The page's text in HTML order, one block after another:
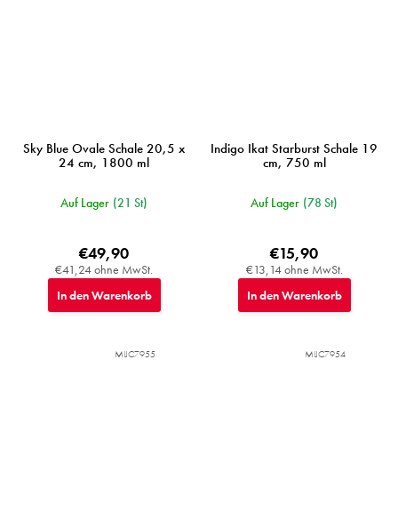
Sky Blue Ovale Schale 20,5 x
24 cm, 1800 ml
Auf Lager (21 St)
€41,24 ohne MwSt.
€49,90
In den Warenkorb
Indigo Ikat Starburst Schale 19
cm, 750 ml
Auf Lager (78 St)
€13,14 ohne MwSt.
€15,90
In den Warenkorb
MIJC7955 MIJC7954